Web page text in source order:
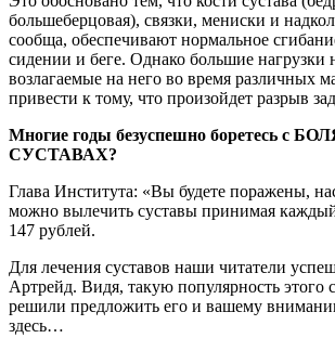
большеберцовая), связки, мениски и
сообща, обеспечивают нормальное
сидении и беге. Однако большие нагрузки
возлагаемые на него во время различных
привести к тому, что произойдет разрыв
Многие годы безуспешно боретесь с
СУСТАВАХ?
Глава Института: «Вы будете поражены,
можно вылечить суставы принимая каждый
147 рублей.
Для лечения суставов наши читатели
Артрейд. Видя, такую популярность этого
решили предложить его и вашему
здесь…